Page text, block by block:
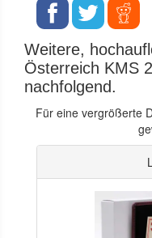
Weitere,
Österreich KMS
nachfolgend.
Für eine vergrößerte